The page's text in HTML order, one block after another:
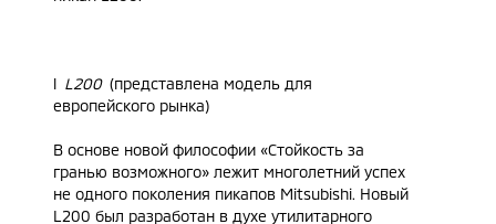
l L200(представлена модель для
европейского рынка)
В основе новой философии «Стойкость за
гранью возможного» лежит многолетний успех
не одного поколения пикапов Mitsubishi. Новый
L200 был разработан в духе утилитарного